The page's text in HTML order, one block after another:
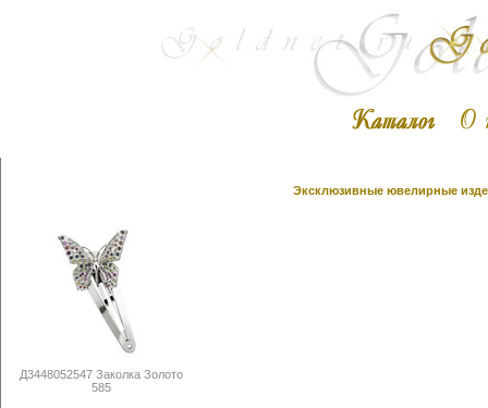
Эксклюзивные ювелирные
Д3448052547 Заколка Золото
585